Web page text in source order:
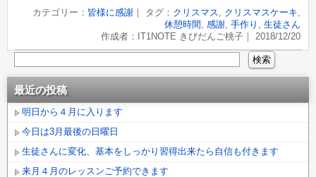
カテゴリー： 皆様に感謝｜ タグ： クリスマス クリスマスケーキ
休憩時間
感謝, 手作り
生徒さん
作成者：IT1NOTE きびだんご桃子｜ 2018/12/20
最近の投稿
明日から４月に入ります
今日は3月最後の日曜日
生徒さんに変化、基本をしっかり習得出来たら自信も付きます
来月４月のレッスンご予約できます